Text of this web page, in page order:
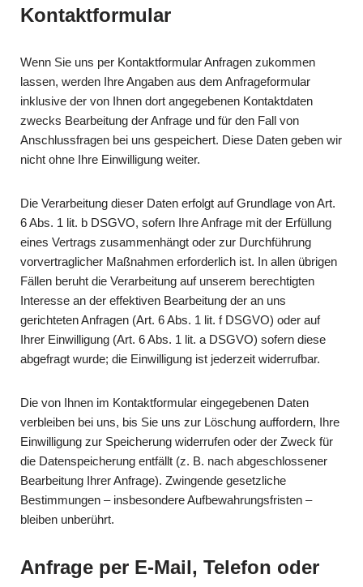
Kontaktformular
Wenn Sie uns per Kontaktformular Anfragen zukommen
lassen, werden Ihre Angaben aus dem Anfrageformular
inklusive der von Ihnen dort angegebenen Kontaktdaten
zwecks Bearbeitung der Anfrage und für den Fall von
Anschlussfragen bei uns gespeichert. Diese Daten geben wir
nicht ohne Ihre Einwilligung weiter.
Die Verarbeitung dieser Daten erfolgt auf Grundlage von Art.
6 Abs. 1 lit. b DSGVO, sofern Ihre Anfrage mit der Erfüllung
eines Vertrags zusammenhängt oder zur Durchführung
vorvertraglicher Maßnahmen erforderlich ist. In allen übrigen
Fällen beruht die Verarbeitung auf unserem berechtigten
Interesse an der effektiven Bearbeitung der an uns
gerichteten Anfragen (Art. 6 Abs. 1 lit. f DSGVO) oder auf
Ihrer Einwilligung (Art. 6 Abs. 1 lit. a DSGVO) sofern diese
abgefragt wurde; die Einwilligung ist jederzeit widerrufbar.
Die von Ihnen im Kontaktformular eingegebenen Daten
verbleiben bei uns, bis Sie uns zur Löschung auffordern, Ihre
Einwilligung zur Speicherung widerrufen oder der Zweck für
die Datenspeicherung entfällt (z. B. nach abgeschlossener
Bearbeitung Ihrer Anfrage). Zwingende gesetzliche
Bestimmungen – insbesondere Aufbewahrungsfristen –
bleiben unberührt.
Anfrage per E-Mail, Telefon oder